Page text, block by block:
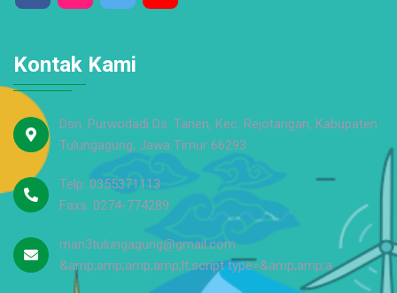
Kontak Kami
Dsn. Purwodadi Ds. Tanen, Kec. Rejotangan, Kabupaten
Tulungagung, Jawa Timur 66293
Telp: 0355371113
Faxs: 0274-774289
man3tulungagung@gmail.com
&amp;amp;amp;amp;lt;script type=&amp;amp;a